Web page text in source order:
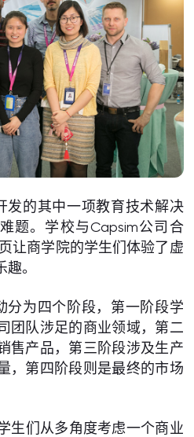
发的其中一项教育技术解决
题。学校与Capsim公司合
让商学院的学生们体验了虚
。
分为四个阶段，第一阶段学
团队涉足的商业领域，第二
售产品，第三阶段涉及生产
，第四阶段则是最终的市场
生们从多角度考虑一个商业